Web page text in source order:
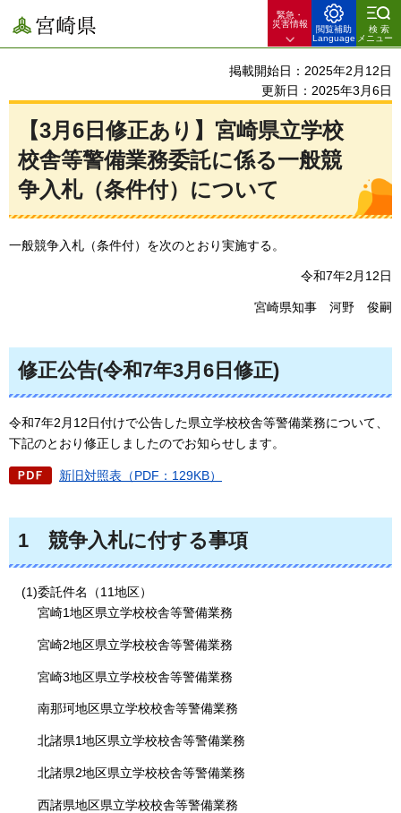
宮崎県
緊急・
災害情報
閲覧補助
Language
検索
メニュー
掲載開始日：2025年2月12日
更新日：2025年3月6日
【3月6日修正あり】宮崎県立学校
校舎等警備業務委託に係る一般競
争入札（条件付）について
一般競争入札（条件付）を次のとおり実施する。
令和7年2月12日
宮崎県知事 河野 俊嗣
修正公告(令和7年3月6日修正)
令和7年2月12日付けで公告した県立学校校舎等警備業務について、
下記のとおり修正しましたのでお知らせします。
新旧対照表（PDF：129KB）
1 競争入札に付する事項
(1)委託件名（11地区）
宮崎1地区県立学校校舎等警備業務
宮崎2地区県立学校校舎等警備業務
宮崎3地区県立学校校舎等警備業務
南那珂地区県立学校校舎等警備業務
北諸県1地区県立学校校舎等警備業務
北諸県2地区県立学校校舎等警備業務
西諸県地区県立学校校舎等警備業務